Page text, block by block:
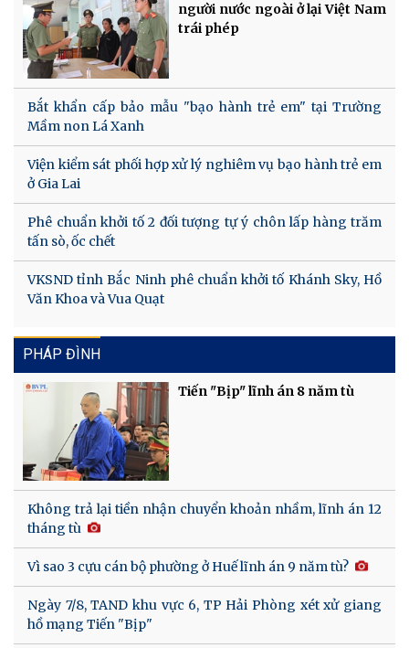
người nước ngoài ở lại Việt Nam
trái phép
Bắt khẩn cấp bảo mẫu "bạo hành trẻ em" tại Trường
Mầm non Lá Xanh
Viện kiểm sát phối hợp xử lý nghiêm vụ bạo hành trẻ em
ở Gia Lai
Phê chuẩn khởi tố 2 đối tượng tự ý chôn lấp hàng trăm
tấn sò, ốc chết
VKSND tỉnh Bắc Ninh phê chuẩn khởi tố Khánh Sky, Hồ
Văn Khoa và Vua Quạt
PHÁP ĐÌNH
Tiến "Bịp" lĩnh án 8 năm tù
Không trả lại tiền nhận chuyển khoản nhầm, lĩnh án 12
tháng tù
Vì sao 3 cựu cán bộ phường ở Huế lĩnh án 9 năm tù?
Ngày 7/8, TAND khu vực 6, TP Hải Phòng xét xử giang
hồ mạng Tiến "Bịp"